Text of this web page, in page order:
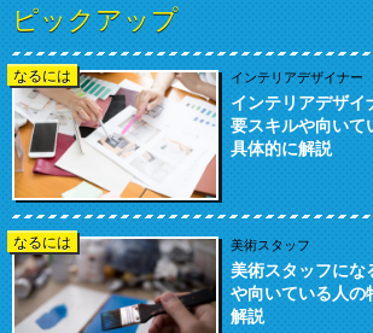
ピックアップ
なるには インテリアデザイナー
インテリアデザイ
要スキルや向いて
具体的に解説
なるには 美術スタッフ
美術スタッフにな
や向いている人の
解説